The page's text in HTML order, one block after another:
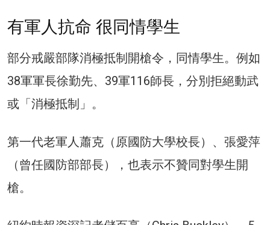
有軍人抗命 很同情學生
部分戒嚴部隊消極抵制開槍令，同情學生。例如
38軍軍長徐勤先、39軍116師長，分別拒絕動武
或「消極抵制」。
第一代老軍人蕭克（原國防大學校長）、張愛萍
（曾任國防部部長），也表示不贊同對學生開
槍。